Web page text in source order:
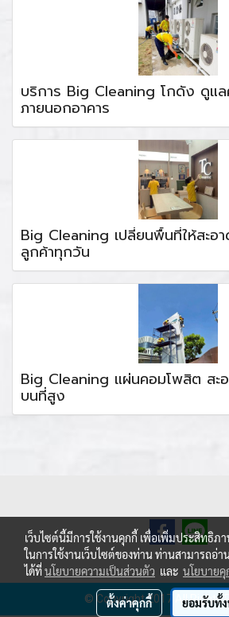
บริการ Big Cleaning โกดัง ดูแล
ภายนอกอาคาร
Big Cleaning เปลี่ยนพื้นที่ให้สะอ
ลูกค้าทุกวัน
Big Cleaning แผ่นคอมโพสิต สะ
บนที่สูง
© Copyright 2017 All Rights
เว็บไซต์นี้มีการใช้งานคุกกี้ เพื่อเพิ่มประสิทธิ
ในการใช้งานเว็บไซต์ของท่าน ท่านสามารถอ่า
ได้ที่นโยบายความเป็นส่วนตัว และ นโยบายคุ
ตั้งค่าคุกกี้ ยอมรับทั้